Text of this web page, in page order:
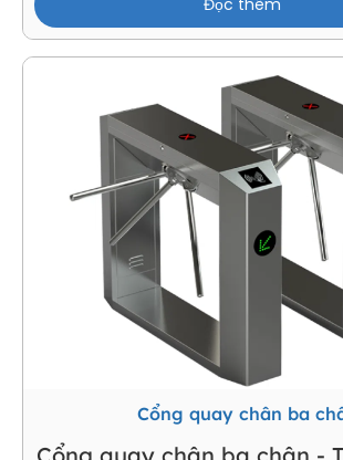
Đọc thêm
Cổng quay chân ba